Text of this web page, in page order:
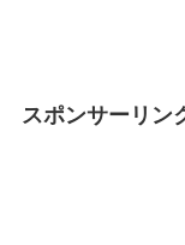
スポンサーリン